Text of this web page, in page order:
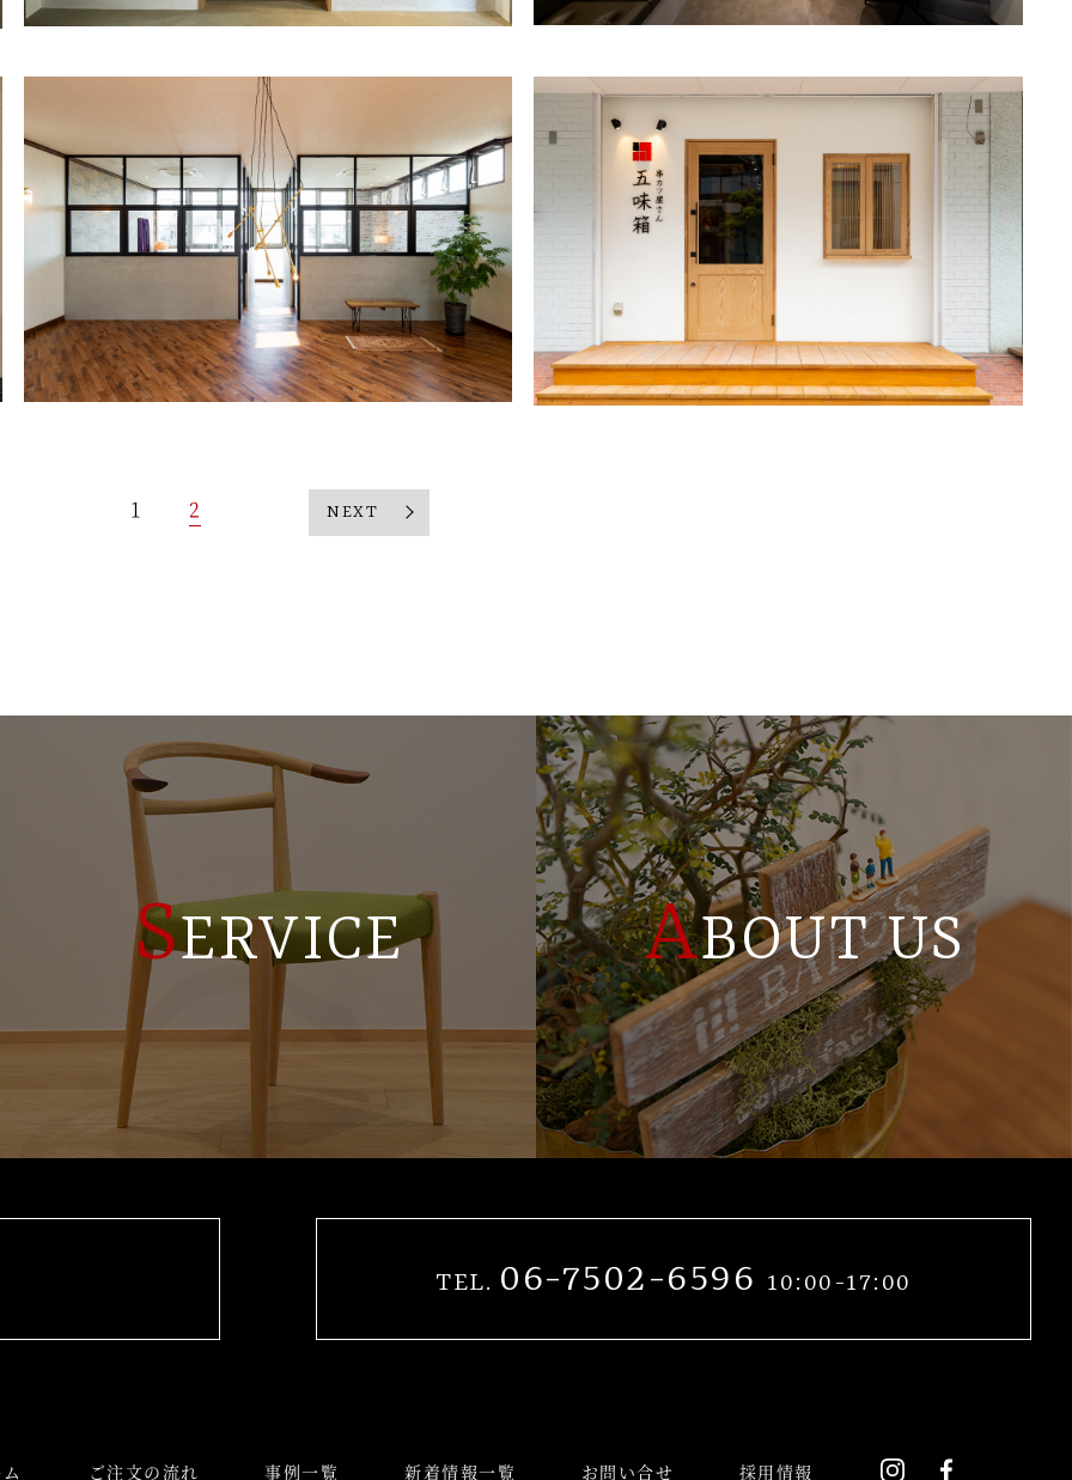
1 2 NEXT
SERVICE ABOUT US
TEL. 06-7502-6596 10:00-17:00
ご注文の流れ 事例一覧 新着情報一覧 お問い合せ 採用情報
instagram